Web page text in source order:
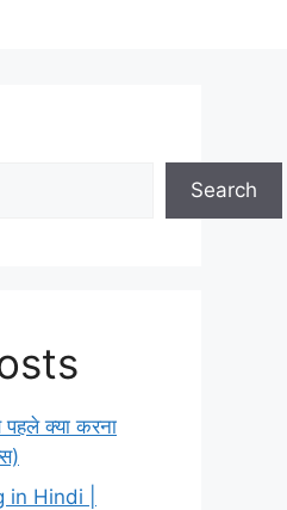
Search
क्या करना
Hindi |